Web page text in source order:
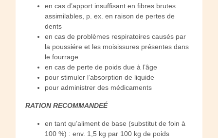
en cas d’apport insuffisant en fibres brutes
assimilables, p. ex. en raison de pertes de
dents
en cas de problèmes respiratoires causés par
la poussiére et les moisissures présentes dans
le fourrage
en cas de perte de poids due à l’âge
pour stimuler l’absorption de liquide
pour administrer des médicaments
RATION RECOMMANDEÉ
en tant qu’aliment de base (substitut de foin à
100 %) : env. 1,5 kg par 100 kg de poids